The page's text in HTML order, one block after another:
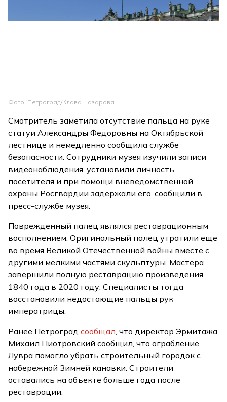
Фото: Петроград/Клава Назарова
Смотритель заметила отсутствие пальца на руке
статуи Александры Федоровны на Октябрьской
лестнице и немедленно сообщила службе
безопасности. Сотрудники музея изучили записи
видеонаблюдения, установили личность
посетителя и при помощи вневедомственной
охраны Росгвардии задержали его, сообщили в
пресс-службе музея.
Поврежденный палец являлся реставрационным
восполнением. Оригинальный палец утратили еще
во время Великой Отечественной войны вместе с
другими мелкими частями скульптуры. Мастера
завершили полную реставрацию произведения
1840 года в 2020 году. Специалисты тогда
восстановили недостающие пальцы рук
императрицы.
Ранее Петроградсообщал , что директор Эрмитажа
Михаил Пиотровский сообщил, что ограбление
Лувра помогло убрать строительный городок с
набережной Зимней канавки. Строители
оставались на объекте больше года после
реставрации.